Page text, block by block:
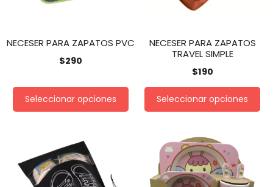
NECESER PARA ZAPATOS PVC
$290
Seleccionar opciones
NECESER PARA ZAPATOS
TRAVEL SIMPLE
$190
Seleccionar opciones